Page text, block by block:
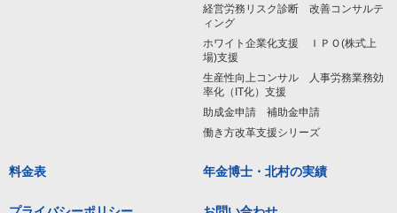
経営労務リスク診断 改善コンサルテ
ィング
ホワイト企業化支援 ＩＰＯ(株式上
場)支援
生産性向上コンサル 人事労務業務効
率化（IT化）支援
助成金申請 補助金申請
働き方改革支援シリーズ
料金表 年金博士・北村の実績